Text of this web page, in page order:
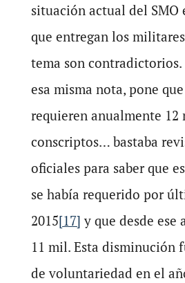
situación actual del SMO
que entregan los
tema son contradictorios.
esa misma nota, pone
requieren anualmente 12
conscriptos… bastaba
oficiales para saber que
se había requerido por
2015[17] y que desde ese
11 mil. Esta disminución
de voluntariedad en el